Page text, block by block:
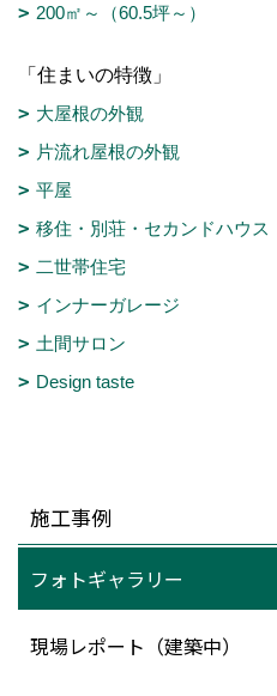
200㎡～（60.5坪～）
「住まいの特徴」
大屋根の外観
片流れ屋根の外観
平屋
移住・別荘・セカンドハウス
二世帯住宅
インナーガレージ
土間サロン
Design taste
施工事例
フォトギャラリー
現場レポート（建築中）